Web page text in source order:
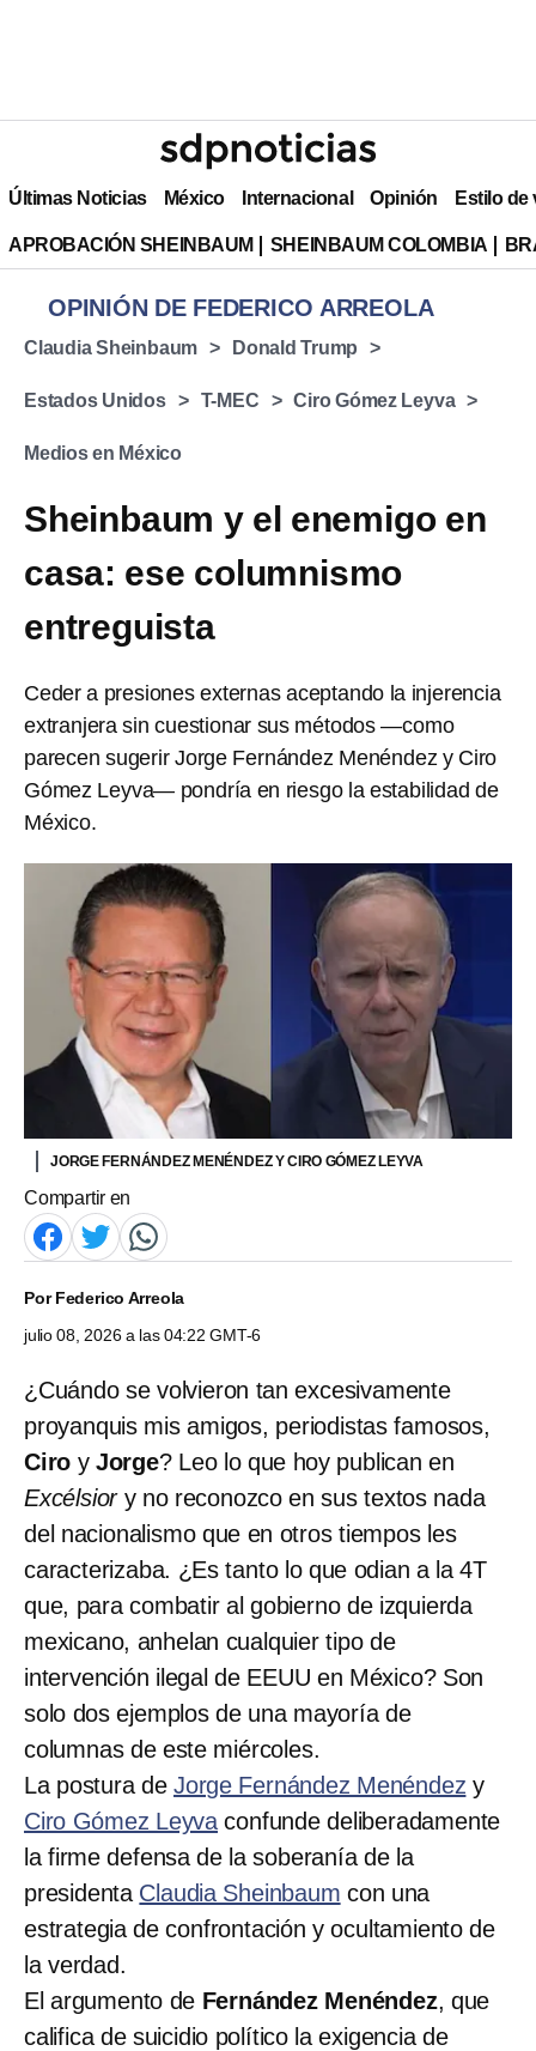
Últimas Noticias México Internacional Opinión Estilo de
APROBACIÓN SHEINBAUM SHEINBAUM COLOMBIA
OPINIÓN DE FEDERICO ARREOLA
Claudia Sheinbaum Donald Trump
Estados Unidos T-MEC Ciro Gómez Leyva
Medios en México
Sheinbaum y el enemigo en
casa: ese columnismo
entreguista
Ceder a presiones externas aceptando la injerencia
extranjera sin cuestionar sus métodos —como
parecen sugerir Jorge Fernández Menéndez y Ciro
Gómez Leyva— pondría en riesgo la estabilidad de
México.
JORGE FERNÁNDEZ MENÉNDEZ Y CIRO GÓMEZ LEYVA
Compartir en
PorFederico Arreola
julio 08, 2026 a las 04:22 GMT-6
¿Cuándo se volvieron tan excesivamente
proyanquis mis amigos, periodistas famosos,
Ciro y Jorge? Leo lo que hoy publican en
Excélsiory no reconozco en sus textos nada
del nacionalismo que en otros tiempos les
caracterizaba. ¿Es tanto lo que odian a la 4T
que, para combatir al gobierno de izquierda
mexicano, anhelan cualquier tipo de
intervención ilegal de EEUU en México? Son
solo dos ejemplos de una mayoría de
columnas de este miércoles.
La postura deJorge Fernández Menéndez y
Ciro Gómez Leyva confunde deliberadamente
la firme defensa de la soberanía de la
presidenta Claudia Sheinbaum con una
estrategia de confrontación y ocultamiento de
la verdad.
El argumento de Fernández Menéndez, que
califica de suicidio político la exigencia de